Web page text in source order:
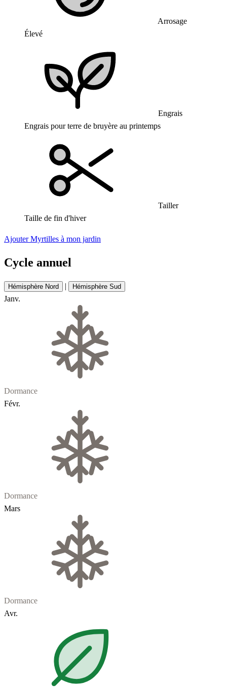
Arrosage
Élevé
Engrais
Engrais pour terre de bruyère au printemps
Tailler
Taille de fin d'hiver
Ajouter Myrtilles à mon jardin
Cycle annuel
Hémisphère Nord | Hémisphère Sud
Janv.
Dormance
Févr.
Dormance
Mars
Dormance
Avr.